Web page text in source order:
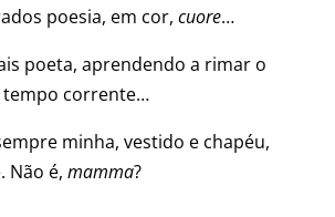
poesia, em cor, cuore…
poeta, aprendendo a rimar o
corrente…
minha, vestido e chapéu,
Não é, mamma?